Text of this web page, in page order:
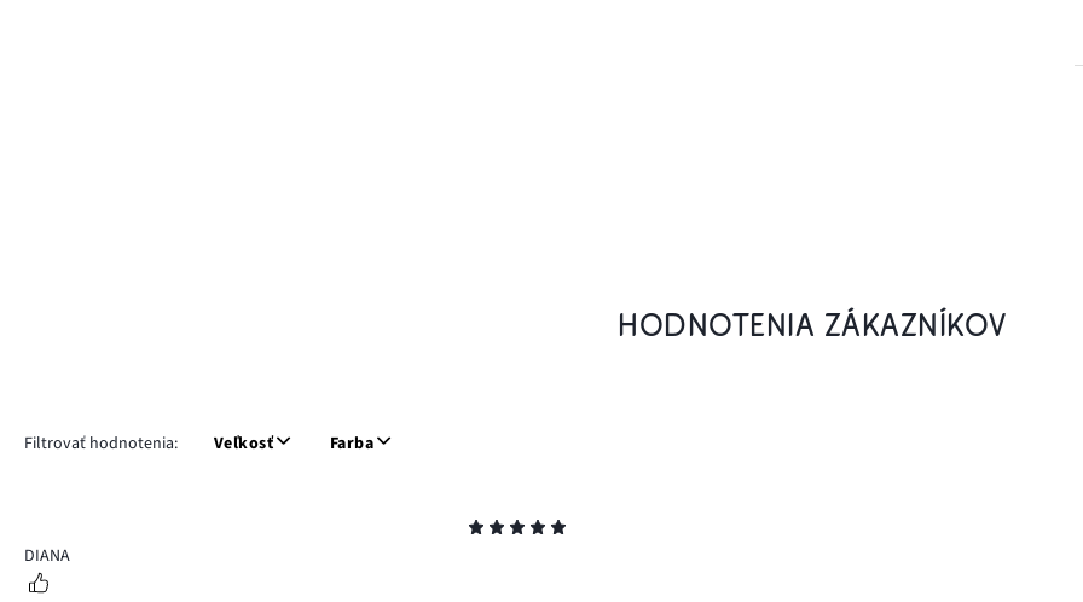
HODNOTENIA ZÁKAZNÍKOV
Filtrovať hodnotenia: Veľkosť Farba
5
DIANA